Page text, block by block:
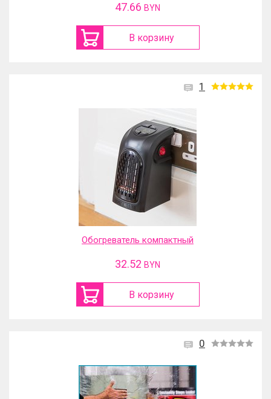
47.66 BYN
В корзину
1
Обогреватель компактный
32.52 BYN
В корзину
0